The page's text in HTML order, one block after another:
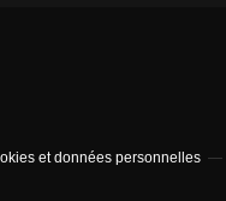
et données personnelles